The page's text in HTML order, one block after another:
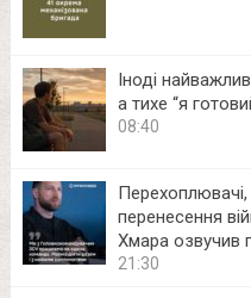
Іноді
а тихе “я
08:40
перенесення
Хмара озвучив
21:30